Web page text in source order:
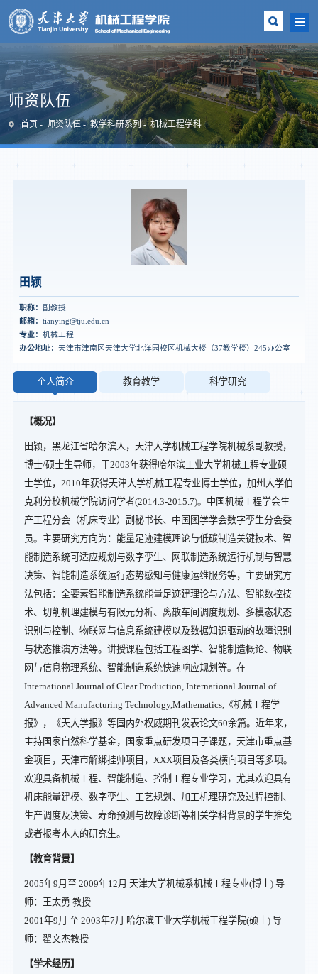
师资队伍
首页 师资队伍 教学科研系列 机械工程学科
田颖
职称： 副教授
邮箱： tianying@tju.edu.cn
专业： 机械工程
办公地址： 天津市津南区天津大学北洋园校区机械大楼（37教学楼）245办公室
个人简介 教育教学 科学研究
【概况】
田颖，黑龙江省哈尔滨人，天津大学机械工程学院机械系副教授，
博士/硕士生导师，于2003年获得哈尔滨工业大学机械工程专业硕
士学位，2010年获得天津大学机械工程专业博士学位，加州大学伯
克利分校机械学院访问学者(2014.3-2015.7)。中国机械工程学会生
产工程分会（机床专业）副秘书长、中国图学学会数字孪生分会委
员。主要研究方向为：能量足迹建模理论与低碳制造关键技术、智
能制造系统可适应规划与数字孪生、网联制造系统运行机制与智慧
决策、智能制造系统运行态势感知与健康运维服务等，主要研究方
法包括：全要素智能制造系统能量足迹建理论与方法、智能数控技
术、切削机理建模与有限元分析、离散车间调度规划、多模态状态
识别与控制、物联网与信息系统建模以及数据知识驱动的故障识别
与状态推演方法等。讲授课程包括工程图学、智能制造概论、物联
网与信息物理系统、智能制造系统快速响应规划等。在
International Journal of Clear Production, International Journal of
Advanced Manufacturing Technology,Mathematics,《机械工程学
报》，《天大学报》等国内外权威期刊发表论文60余篇。近年来，
主持国家自然科学基金，国家重点研发项目子课题，天津市重点基
金项目，天津市解绑挂帅项目，XXX项目及各类横向项目等多项。
欢迎具备机械工程、智能制造、控制工程专业学习，尤其欢迎具有
机床能量建模、数字孪生、工艺规划、加工机理研究及过程控制、
生产调度及决策、寿命预测与故障诊断等相关学科背景的学生推免
或者报考本人的研究生。
【教育背景】
2005年9月至 2009年12月 天津大学机械系机械工程专业(博士) 导
师：王太勇 教授
2001年9月 至 2003年7月 哈尔滨工业大学机械工程学院(硕士) 导
师：翟文杰教授
【学术经历】